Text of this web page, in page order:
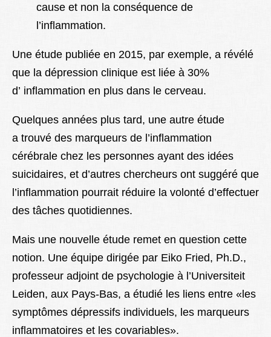
cause et non la conséquence de
l’inflammation.
Une étude publiée en 2015, par exemple, a révélé
que la dépression clinique est liée à 30%
d’ inflammation en plus dans le cerveau.
Quelques années plus tard, une autre étude
a trouvé des marqueurs de l’inflammation
cérébrale chez les personnes ayant des idées
suicidaires, et d’autres chercheurs ont suggéré que
l’inflammation pourrait réduire la volonté d’effectuer
des tâches quotidiennes.
Mais une nouvelle étude remet en question cette
notion. Une équipe dirigée par Eiko Fried, Ph.D.,
professeur adjoint de psychologie à l’Universiteit
Leiden, aux Pays-Bas, a étudié les liens entre «les
symptômes dépressifs individuels, les marqueurs
inflammatoires et les covariables».